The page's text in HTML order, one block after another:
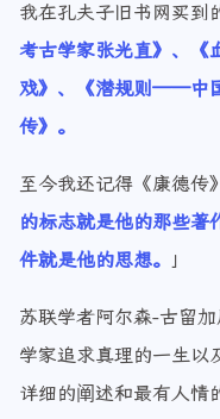
我在孔夫子旧书网买到
考古学家张光直》、
戏》、《潜规则——中
传》。
至今我还记得《康德传
的标志就是他的那些著
件就是他的思想。 」
苏联学者阿尔森-古留
学家追求真理的一生以
详细的阐述和最有人情